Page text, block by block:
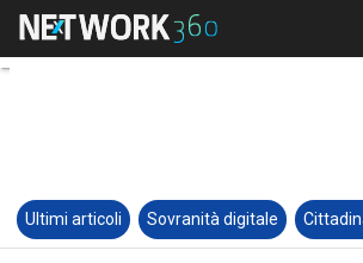
Ultimi articoli Sovranità digitale